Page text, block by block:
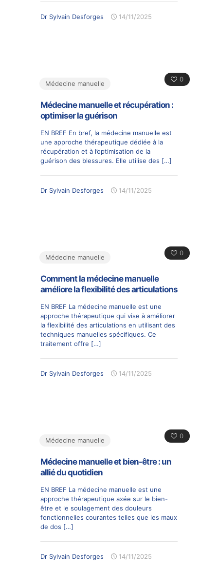
Dr Sylvain Desforges 14/11/2025
0
Médecine manuelle
Médecine manuelle et récupération :
optimiser la guérison
EN BREF En bref, la médecine manuelle est
une approche thérapeutique dédiée à la
récupération et à l’optimisation de la
guérison des blessures. Elle utilise des […]
Dr Sylvain Desforges 14/11/2025
0
Médecine manuelle
Comment la médecine manuelle
améliore la flexibilité des articulations
EN BREF La médecine manuelle est une
approche thérapeutique qui vise à améliorer
la flexibilité des articulations en utilisant des
techniques manuelles spécifiques. Ce
traitement offre […]
Dr Sylvain Desforges 14/11/2025
0
Médecine manuelle
Médecine manuelle et bien-être : un
allié du quotidien
EN BREF La médecine manuelle est une
approche thérapeutique axée sur le bien-
être et le soulagement des douleurs
fonctionnelles courantes telles que les maux
de dos […]
Dr Sylvain Desforges 14/11/2025